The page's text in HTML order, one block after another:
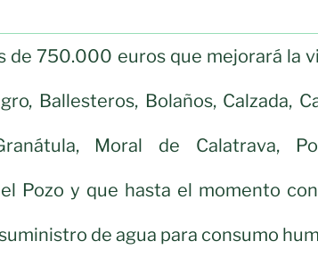
de 750.000 euros que mejorará la
Ballesteros, Bolaños, Calzada,
Moral de Calatrava,
Pozo y que hasta el momento
de agua para consumo